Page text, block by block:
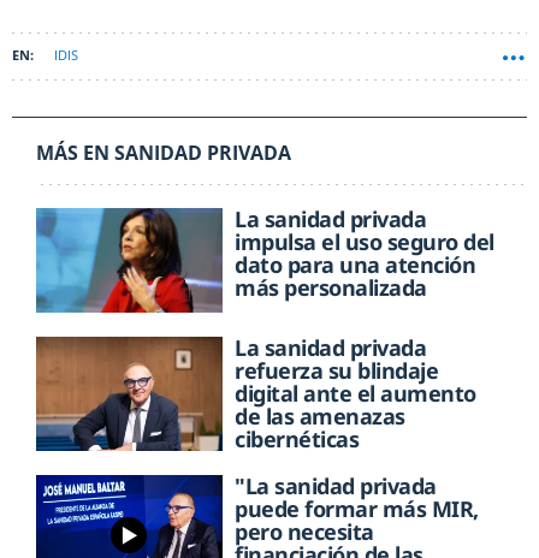
IDIS
MÁS EN SANIDAD PRIVADA
La sanidad privada
impulsa el uso seguro del
dato para una atención
más personalizada
La sanidad privada
refuerza su blindaje
digital ante el aumento
de las amenazas
cibernéticas
"La sanidad privada
puede formar más MIR,
pero necesita